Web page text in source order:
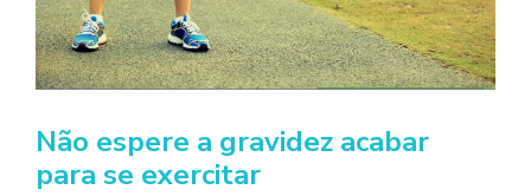
Não espere a gravidez acabar
para se exercitar